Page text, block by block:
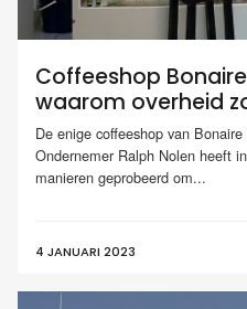
Coffeeshop
waarom overheid
De enige coffeeshop van
Ondernemer Ralph Nolen heeft
manieren geprobeerd om...
4 JANUARI 2023